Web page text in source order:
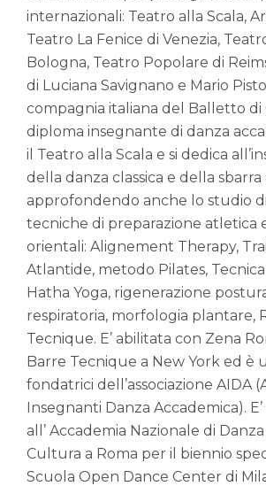
internazionali: Teatro alla Scala,
Teatro La Fenice di Venezia,
Bologna, Teatro Popolare di
di Luciana Savignano e Mario
compagnia italiana del Balletto di
diploma insegnante di danza
il Teatro alla Scala e si dedica
della danza classica e della sbarra
approfondendo anche lo studio
tecniche di preparazione atletica
orientali: Alignement Therapy,
Atlantide, metodo Pilates,
Hatha Yoga, rigenerazione
respiratoria, morfologia plantare,
Tecnique. E’ abilitata con Zena
Barre Tecnique a New York ed è
fondatrici dell’associazione AIDA
Insegnanti Danza Accademica).
all’ Accademia Nazionale di
Cultura a Roma per il biennio
Scuola Open Dance Center di